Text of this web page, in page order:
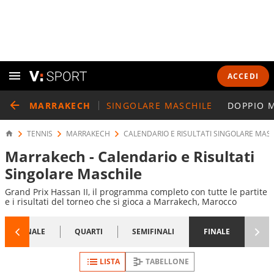
ACCEDI
MARRAKECH SINGOLARE MASCHILE DOPPIO
TENNIS MARRAKECH CALENDARIO E RISULTATI SINGOLARE
Marrakech - Calendario e Risultati
Singolare Maschile
Grand Prix Hassan II, il programma completo con tutte le partite
e i risultati del torneo che si gioca a Marrakech, Marocco
1/8 FINALE QUARTI SEMIFINALI FINALE
LISTA TABELLONE